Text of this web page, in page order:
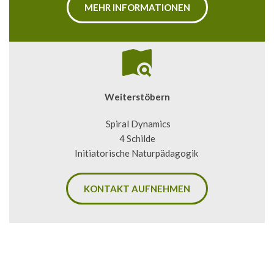
MEHR INFORMATIONEN
Weiterstöbern
Spiral Dynamics
4 Schilde
Initiatorische Naturpädagogik
KONTAKT AUFNEHMEN